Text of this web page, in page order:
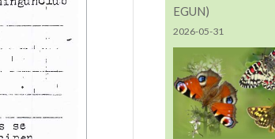
EGUN)
2026-05-31